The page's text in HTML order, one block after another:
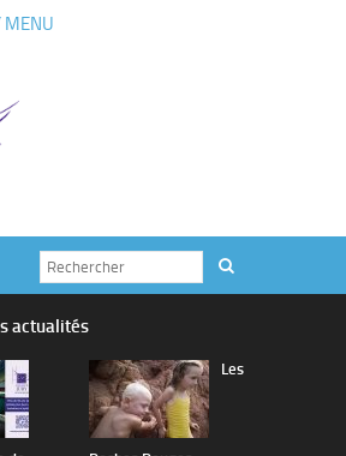
MENU
actualités
Les